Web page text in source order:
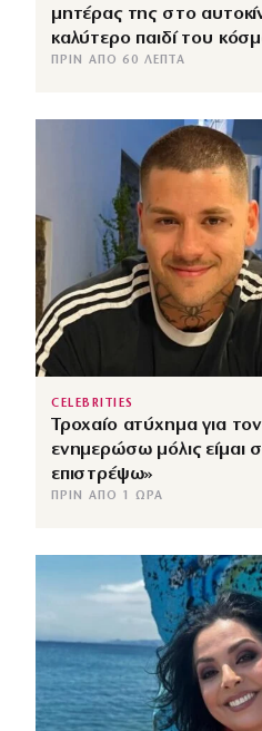
μητέρας της στο
καλύτερο παιδί του
ΠΡΙΝ ΑΠΌ 60 ΛΕΠΤΆ
CELEBRITIES
Τροχαίο ατύχημα για
ενημερώσω μόλις είμαι
επιστρέψω»
ΠΡΙΝ ΑΠΌ 1 ΏΡΑ